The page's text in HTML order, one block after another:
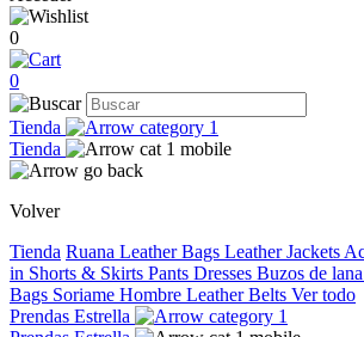
0
0
Tienda
Tienda
Volver
Tienda Ruana Leather Bags Leather Jackets
in Shorts & Skirts Pants Dresses Buzos de lana
Bags Soriame Hombre Leather Belts Ver todo
Prendas Estrella